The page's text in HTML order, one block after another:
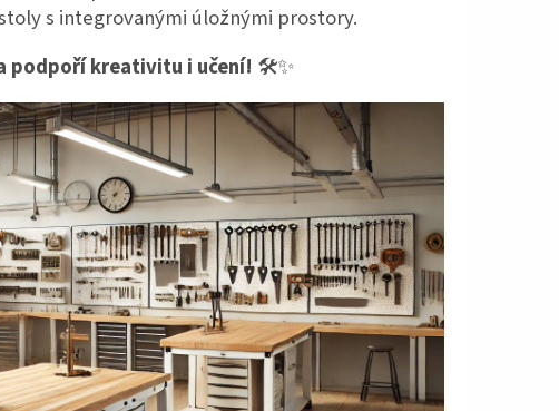
s integrovanými úložnými prostory.
podpoří kreativitu i učení! 🛠️✨